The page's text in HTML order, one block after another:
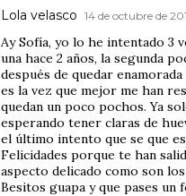
Lola velasco 14 de octubre de
Ay Sofía, yo lo he intentado 3
una hace 2 años, la segunda
después de quedar
es la vez que mejor me han
quedan un poco pochos. Ya
esperando tener claras de
el último intento que se que
Felicidades porque te han
aspecto delicado como son
Besitos guapa y que pases un